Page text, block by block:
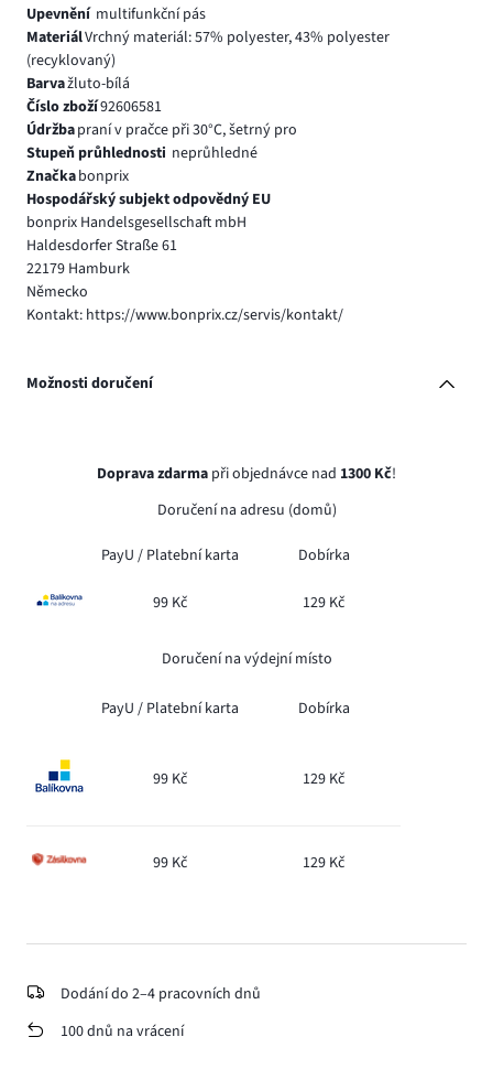
Upevnění multifunkční pás
MateriálVrchný materiál: 57% polyester, 43% polyester
(recyklovaný)
Barvažluto-bílá
Číslo zboží92606581
Údržbapraní v pračce při 30°C, šetrný pro
Stupeň průhlednosti neprůhledné
Značkabonprix
Hospodářský subjekt odpovědný EU
bonprix Handelsgesellschaft mbH
Haldesdorfer Straße 61
22179 Hamburk
Německo
Kontakt: https://www.bonprix.cz/servis/kontakt/
Možnosti doručení
Doprava zdarma při objednávce nad 1300 Kč!
Doručení na adresu (domů)
PayU / Platební karta Dobírka
99 Kč 129 Kč
Doručení na výdejní místo
PayU / Platební karta Dobírka
99 Kč 129 Kč
99 Kč 129 Kč
Dodání do 2–4 pracovních dnů
100 dnů na vrácení